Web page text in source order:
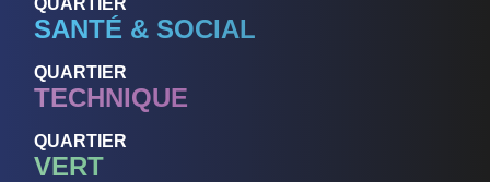
QUARTIER
SANTÉ & SOCIAL
QUARTIER
TECHNIQUE
QUARTIER
VERT